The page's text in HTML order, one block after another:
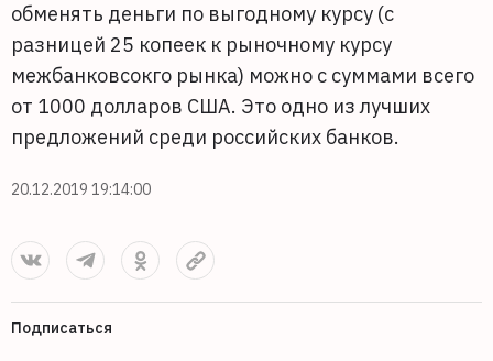
обменять деньги по выгодному курсу (с
разницей 25 копеек к рыночному курсу
межбанковсокго рынка) можно с суммами всего
от 1000 долларов США. Это одно из лучших
предложений среди российских банков.
20.12.2019 19:14:00
Подписаться